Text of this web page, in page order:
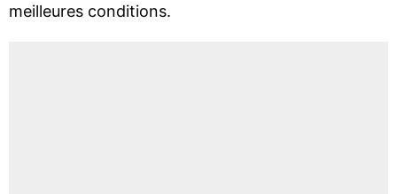
meilleures conditions.